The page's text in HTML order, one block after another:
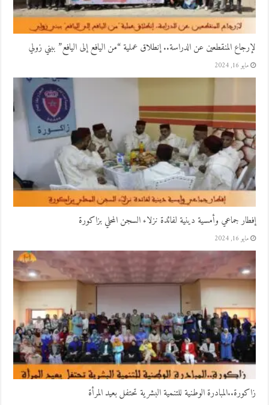
لإرجاع المنقطعين عن الدراسة.. إنطلاق عملية “من اليافع إلى اليافع” ببني زولي
مايو 16, 2024
إفطار جماعي وأمسية دينية لفائدة نزلاء السجن المحلي بزاكورة
مايو 16, 2024
زاكورة..المبادرة الوطنية للتنمية البشرية تحتفل بعيد المرأة